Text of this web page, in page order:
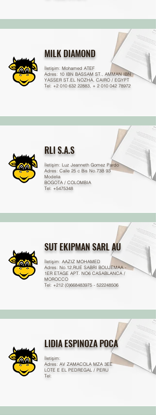
MILK DIAMOND
İletişim: Mohamed ATEF
Adres: 10 IBN BASSAM ST., AMMAN IBN
YASSER ST.EL NOZHA, CAIRO / EGYPT
Tel: +2 010 632 22883, + 2 010 042 78972
RLI S.A.S
İletişim: Luz Jeanneth Gomez Pardo
Adres: Calle 25 c Bis No.73B 93
Modelia
BOGOTA / COLOMBIA
Tel: +5475348
SUT EKIPMAN SARL AU
İletişim: AAZIZ MOHAMED
Adres: No.12,RUE SABRI BOUJEMAA -
1ER ETAGE APT. NO6 CASABLANCA /
MOROCCO
Tel: +212 (0)668483975 - 522248506
LIDIA ESPINOZA POCA
İletişim:
Adres: AV ZAMACOLA MZA 3EE
LOTE E EL PEDREGAL / PERU
Tel: